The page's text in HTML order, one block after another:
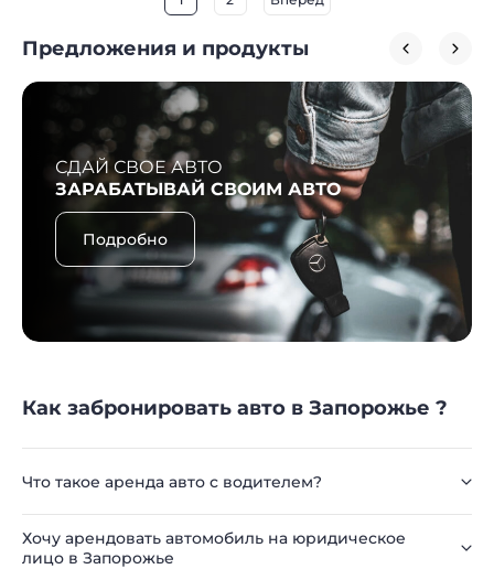
Предложения и продукты
СДАЙ СВОЕ АВТО
ЗАРАБАТЫВАЙ СВОИМ АВТО
Подробно
Как забронировать авто в Запорожье ?
Что такое аренда авто с водителем?
Хочу арендовать автомобиль на юридическое
лицо в Запорожье